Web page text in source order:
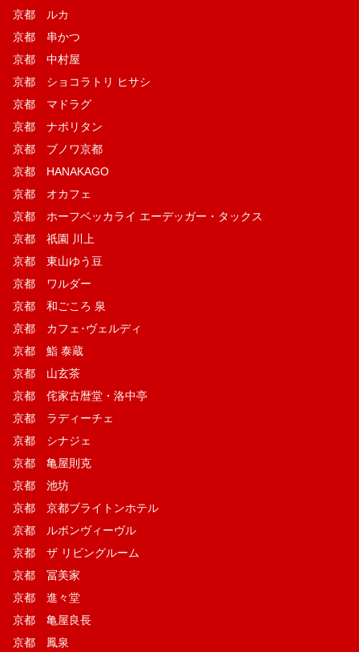
京都 ルカ
京都 串かつ
京都 中村屋
京都 ショコラトリ ヒサシ
京都 マドラグ
京都 ナポリタン
京都 ブノワ京都
京都 HANAKAGO
京都 オカフェ
京都 ホーフベッカライ エーデッガー・タックス
京都 祇園 川上
京都 東山ゆう豆
京都 ワルダー
京都 和ごころ 泉
京都 カフェ･ヴェルディ
京都 鮨 泰蔵
京都 山玄茶
京都 侘家古暦堂・洛中亭
京都 ラディーチェ
京都 シナジェ
京都 亀屋則克
京都 池坊
京都 京都ブライトンホテル
京都 ルボンヴィーヴル
京都 ザ リビングルーム
京都 冨美家
京都 進々堂
京都 亀屋良長
京都 鳳泉